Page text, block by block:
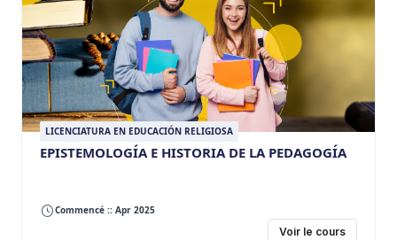
LICENCIATURA EN EDUCACIÓN RELIGIOSA
EPISTEMOLOGÍA E HISTORIA DE LA PEDAGOGÍA
Commencé :: Apr 2025
Voir le cours